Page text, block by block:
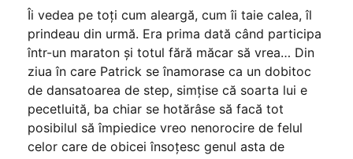
Îi vedea pe toți cum aleargă, cum îi taie calea, îl
prindeau din urmă. Era prima dată când participa
într-un maraton și totul fără măcar să vrea… Din
ziua în care Patrick se înamorase ca un dobitoc
de dansatoarea de step, simțise că soarta lui e
pecetluită, ba chiar se hotărâse să facă tot
posibilul să împiedice vreo nenorocire de felul
celor care de obicei însoțesc genul asta de